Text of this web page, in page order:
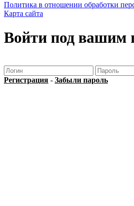
Политика в отношении обработки
Карта сайта
Войти под вашим
Регистрация - Забыли пароль